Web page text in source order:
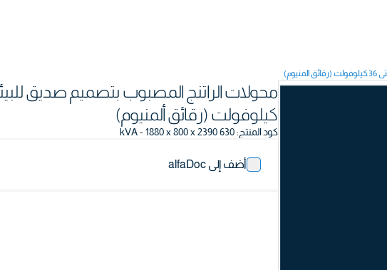
كيلوفولت (رقائق ألمنيوم)
كود المنتج:
630 kVA - 1880 x 800 x 2390
أضف إلى alfaDoc